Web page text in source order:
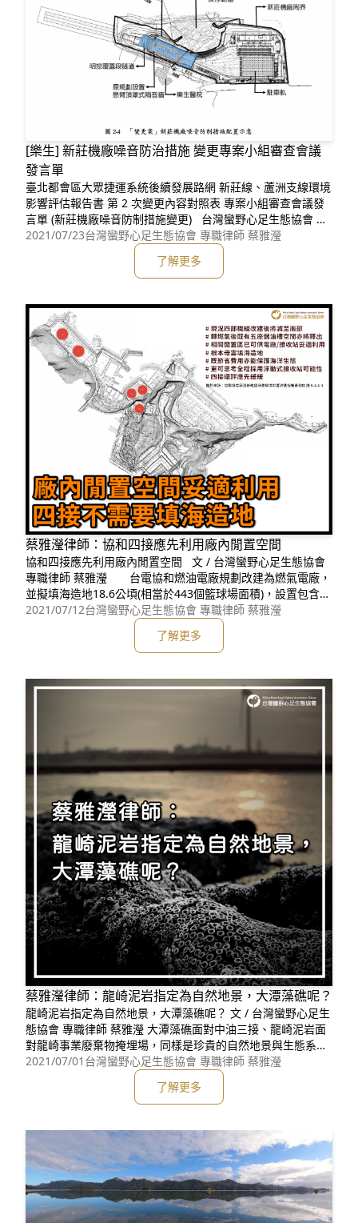
[樂生] 新莊機廠噪音防治措施 變更專案小組審查會議
發言單
臺北都會區⼤眾捷運系統後續發展路網 新莊線、蘆洲⽀線環境
影響評估報告書 第 2 次變更內容對照表 專案小組審查會議發
言單 (新莊機廠噪⾳防制措施變更) 台灣蠻野⼼⾜⽣態協會 專
職律師 蔡雅瀅 ⼀、開發單位及所屬開發計畫應在釐清： 本
件由臺北市政府捷運⼯程局 以「新莊機廠噪⾳防制措施變更」
的名義送審︔但開發基地位於衛
2021/07/23台灣蠻野心足生態協會 專職律師 蔡雅瀅
了解更多
蔡雅瀅律師：協和四接應先利用廠內閒置空間
協和四接應先利用廠內閒置空間 文 / 台灣蠻野心足生態協會
專職律師 蔡雅瀅 台電協和燃油電廠規劃改建為燃氣電廠，
並擬填海造地18.6公頃(相當於443個籃球場面積)，設置包含2
座儲氣槽的第四天然氣接收站。許多居民、團體及民意代表，
雖未反對協和電廠改建，但呼籲台電「取消填海造地」，留下
2021/07/12台灣蠻野心足生態協會 專職律師 蔡雅瀅
了解更多
蔡雅瀅律師：龍崎泥岩指定為自然地景，大潭藻礁呢？
龍崎泥岩指定為自然地景，大潭藻礁呢？ 文 / 台灣蠻野心足生
態協會 專職律師 蔡雅瀅 大潭藻礁面對中油三接、龍崎泥岩面
對龍崎事業廢棄物掩埋場，同樣是珍貴的自然地景與生態系受
開發威脅。環團於108年3月8日依《文資法》提報龍崎牛埔泥
岩惡地具自然地景價值，台南市政府歷經2年多，於今(110)年4
月14日審議通過指定自然地景(自然保留區及地質公園)[1]；而
環團於101年4月24日依《
2021/07/01 台灣蠻野心足生態協會 專職律師 蔡雅瀅
了解更多